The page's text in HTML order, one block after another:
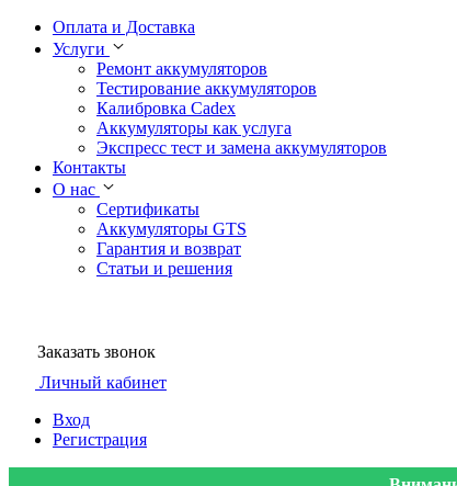
Оплата и Доставка
Услуги
Ремонт аккумуляторов
Тестирование аккумуляторов
Калибровка Cadex
Аккумуляторы как услуга
Экспресс тест и замена аккумуляторов
Контакты
О нас
Сертификаты
Аккумуляторы GTS
Гарантия и возврат
Статьи и решения
Заказать звонок
Личный кабинет
Вход
Регистрация